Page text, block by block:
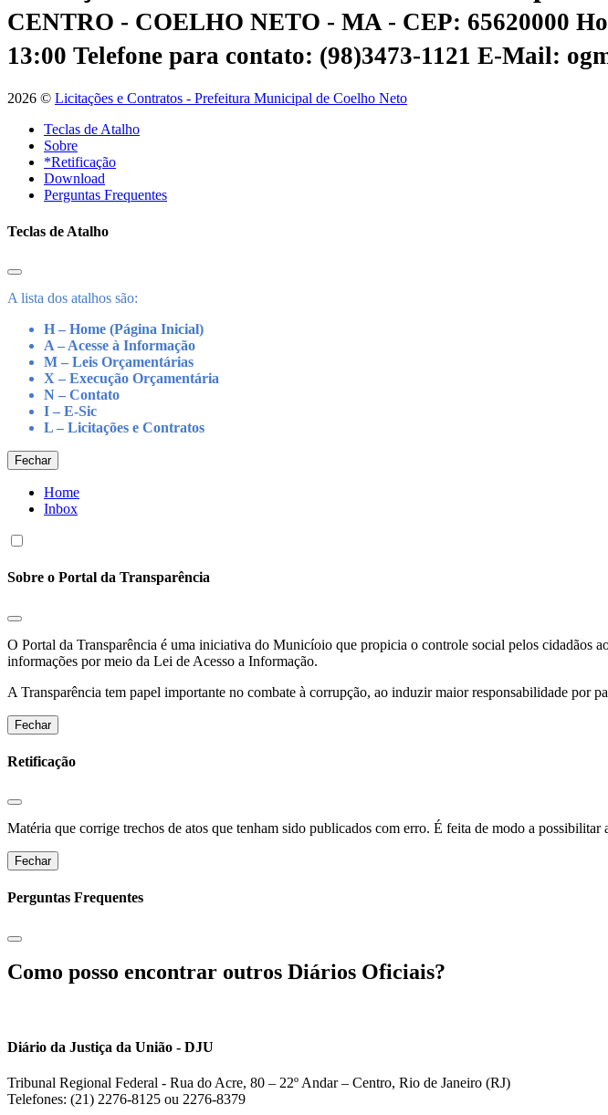
CENTRO - COELHO NETO - MA - CEP: 65620000
13:00 Telefone para contato: (98)3473-1121 E-Mail:
2026 © Licitações e Contratos - Prefeitura Municipal de Coelho Neto
Teclas de Atalho
Sobre
*Retificação
Download
Perguntas Frequentes
Teclas de Atalho
A lista dos atalhos são:
H – Home (Página Inicial)
A – Acesse à Informação
M – Leis Orçamentárias
X – Execução Orçamentária
N – Contato
I – E-Sic
L – Licitações e Contratos
Fechar
Home
Inbox
Sobre o Portal da Transparência
O Portal da Transparência é uma iniciativa do Municíoio que propicia o controle social pelos cidadãos
informações por meio da Lei de Acesso a Informação.
A Transparência tem papel importante no combate à corrupção, ao induzir maior responsabilidade por
Fechar
Retificação
Matéria que corrige trechos de atos que tenham sido publicados com erro. É feita de modo a
Fechar
Perguntas Frequentes
Como posso encontrar outros Diários Oficiais?
Diário da Justiça da União - DJU
Tribunal Regional Federal - Rua do Acre, 80 – 22º Andar – Centro, Rio de Janeiro (RJ)
Telefones: (21) 2276-8125 ou 2276-8379